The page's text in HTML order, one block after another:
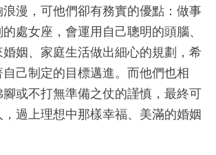
漫，可他們卻有務實的優點：做事
處女座，會運用自己聰明的頭腦、
姻、家庭生活做出細心的規劃，希
己制定的目標邁進。而他們也相
或不打無準備之仗的謹慎，最終可
過上理想中那樣幸福、美滿的婚姻